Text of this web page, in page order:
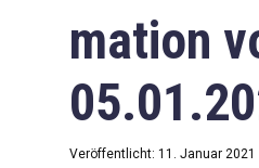
mation
Veröffentlicht: 11. Januar 2021